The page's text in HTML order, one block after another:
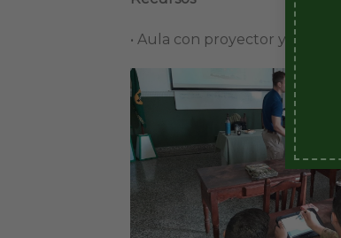
• Aula con proyector y pantalla